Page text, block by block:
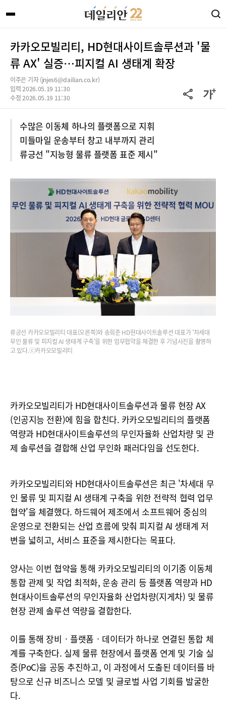
카카오모빌리티, HD현대사이트솔루션과 '물
류 AX' 실증…피지컬 AI 생태계 확장
이주은 기자 (jnjes6@dailian.co.kr)
입력 2026.05.19 11:30
수정 2026.05.19 11:30
수많은 이동체 하나의 플랫폼으로 지휘
미들마일 운송부터 창고 내부까지 관리
류긍선 "지능형 물류 플랫폼 표준 제시"
류긍선 카카오모빌리티 대표(오른쪽)와 송희준 HD현대사이트솔루션 대표가 '차세대
무인 물류 및 피지컬 AI 생태계 구축'을 위한 업무협약을 체결한 후 기념사진을 촬영하
고 있다.ⓒ카카오모빌리티
카카오모빌리티가 HD현대사이트솔루션과 물류 현장 AX
(인공지능 전환)에 힘을 합친다. 카카오모빌리티의 플랫폼
역량과 HD현대사이트솔루션의 무인자율화 산업차량 및 관
제 솔루션을 결합해 산업 무인화 패러다임을 선도한다.
카카오모빌리티와 HD현대사이트솔루션은 최근 '차세대 무
인 물류 및 피지컬 AI 생태계 구축을 위한 전략적 협력 업무
협약'을 체결했다. 하드웨어 제조에서 소프트웨어 중심의
운영으로 전환되는 산업 흐름에 맞춰 피지컬 AI 생태계 저
변을 넓히고, 서비스 표준을 제시한다는 목표다.
양사는 이번 협약을 통해 카카오모빌리티의 이기종 이동체
통합 관제 및 작업 최적화, 운송 관리 등 플랫폼 역량과 HD
현대사이트솔루션의 무인자율화 산업차량(지게차) 및 물류
현장 관제 솔루션 역량을 결합한다.
이를 통해 장비‧플랫폼‧데이터가 하나로 연결된 통합 체
계를 구축한다. 실제 물류 현장에서 플랫폼 연계 및 기술 실
증(PoC)을 공동 추진하고, 이 과정에서 도출된 데이터를 바
탕으로 신규 비즈니스 모델 및 글로벌 사업 기회를 발굴한
다.